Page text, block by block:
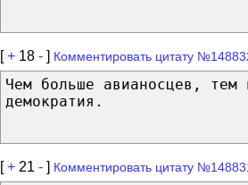
[+ 18 - ] Комментировать цитату
Чем больше авианосцев, тем
демократия.
[+ 21 - ] Комментировать цитату